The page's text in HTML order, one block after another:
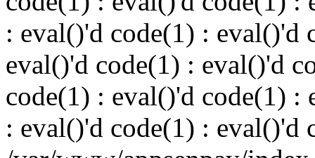
: eval()'d code(1) : eval()'d
eval()'d code(1) : eval()'d
code(1) : eval()'d code(1) :
: eval()'d code(1) : eval()'d